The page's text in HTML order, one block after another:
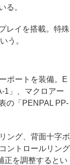
る。
レイを搭載。特殊
う。
ポートを装備。E
1」、マクロアー
の「PENPAL PP-
ング、背面十字ボ
ントロールリング
正を調整するとい